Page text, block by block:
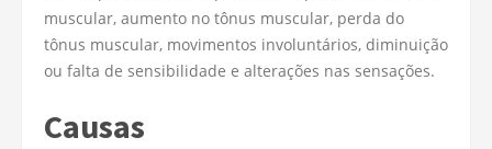
muscular, aumento no tônus muscular, perda do
tônus muscular, movimentos involuntários, diminuição
ou falta de sensibilidade e alterações nas sensações.
Causas